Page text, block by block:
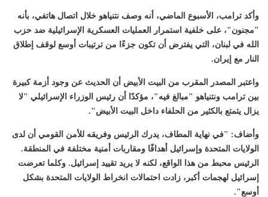
وأكد ترامب، الأسبوع الماضي، أنه وصف نتنياهو خلال اتصال هاتفي، بأنه
"مجنون"، على خلفية استمرار العمليات العسكرية الإسرائيلية ضد حزب
الله في لبنان، التي يفترض أن تكون جزءًا من ترتيبات أوسع لوقف إطلاق
النار مع إيران.
واعتبر المصدر المقرب من البيت الأبيض أن الحديث عن وجود أزمة كبيرة
بين ترامب ونتنياهو "مبالغ فيه"، مؤكدًا أن رئيس الوزراء الإسرائيلي "لا
يزال يتمتع بالكثير من الحلفاء داخل البيت الأبيض".
وأضاف: "في نهاية المطاف، يدرك الرئيس وفريقه للأمن القومي أن لدى
الولايات المتحدة وإسرائيل أهدافًا ومقاربات أمنية مختلفة في المنطقة.
الرئيس محبط من هذا الواقع، لكنه لا يريد تقييد إسرائيل. وكلما تعرضت
إسرائيل لهجمات أكبر، زادت احتمالات انخراط الولايات المتحدة بشكل
أوسع".